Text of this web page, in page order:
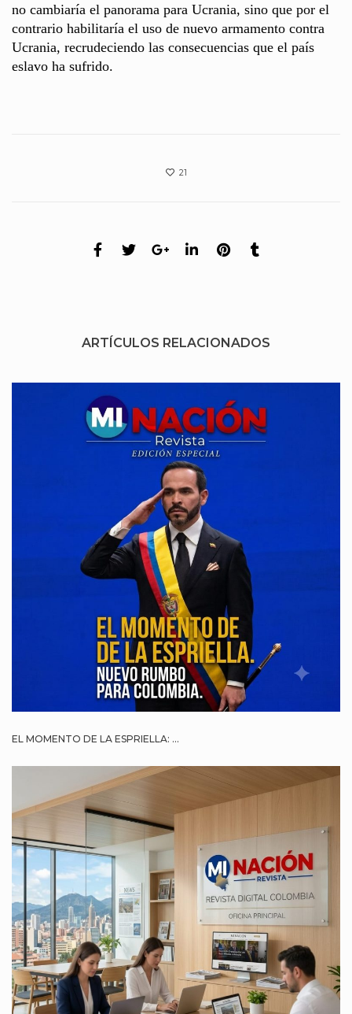
no cambiaría el panorama para Ucrania, sino que por el
contrario habilitaría el uso de nuevo armamento contra
Ucrania, recrudeciendo las consecuencias que el país
eslavo ha sufrido.
21
ARTÍCULOS RELACIONADOS
EL MOMENTO DE LA ESPRIELLA: ...